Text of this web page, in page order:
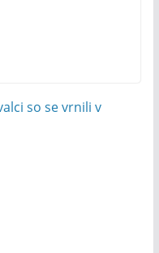
so se vrnili v